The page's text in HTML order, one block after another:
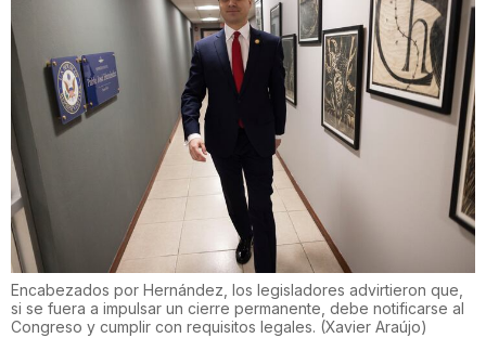
Encabezados por Hernández, los legisladores advirtieron que,
si se fuera a impulsar un cierre permanente, debe notificarse al
Congreso y cumplir con requisitos legales. (Xavier Araújo)